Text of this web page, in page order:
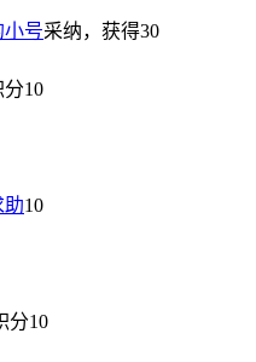
小号采纳，获得30
分10
助10
分10